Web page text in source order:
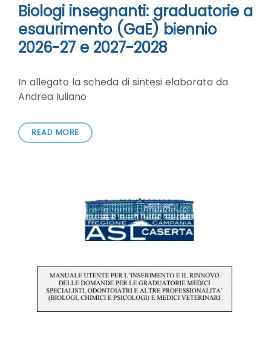
Biologi insegnanti: graduatorie a
esaurimento (GaE) biennio
2026-27 e 2027-2028
In allegato la scheda di sintesi elaborata da
Andrea Iuliano
READ MORE